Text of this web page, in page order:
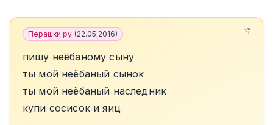
Перашки.ру (22.05.2016)
пишу неёбаному сыну
ты мой неёбаный сынок
ты мой неёбаный наследник
купи сосисок и яиц